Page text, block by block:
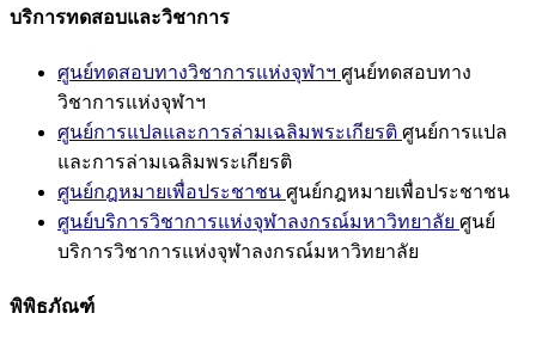
บริการทดสอบและวิชาการ
ศูนย์ทดสอบทางวิชาการแห่งจุฬาฯ ศูนย์ทดสอบทาง
วิชาการแห่งจุฬาฯ
ศูนย์การแปลและการล่ามเฉลิมพระเกียรติ ศูนย์การแปล
และการล่ามเฉลิมพระเกียรติ
ศูนย์กฎหมายเพื่อประชาชน ศูนย์กฎหมายเพื่อประชาชน
ศูนย์บริการวิชาการแห่งจุฬาลงกรณ์มหาวิทยาลัย ศูนย์
บริการวิชาการแห่งจุฬาลงกรณ์มหาวิทยาลัย
พิพิธภัณฑ์